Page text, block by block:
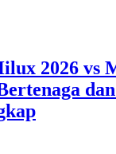
2026 vs